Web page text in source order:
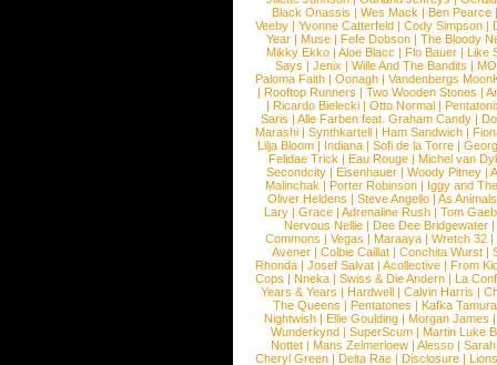
Black Onassis | Wes Mack | Ben Pearce
Veeby | Yvonne Catterfeld | Cody Simpson |
Year |Muse |Fefe Dobson |The Bloody
Mikky Ekko | Aloe Blacc | Flo Bauer | Like
Says | Jenix | Wille And The Bandits | MO
Paloma Faith |Oonagh |Vandenbergs
|Rooftop Runners |Two Wooden Stones |
| Ricardo Bielecki | Otto Normal |
Saris | Alle Farben feat. Graham Candy |
Marashi | Synthkartell | Ham Sandwich |
Lilja Bloom | Indiana | Sofi de la Torre |
Felidae Trick | Eau Rouge | Michel van
Secondcity |Eisenhauer |Woody Pitney |
Malinchak |Porter Robinson | Iggy and
Oliver Heldens |Steve Angello |As Animals
Lary | Grace | Adrenaline Rush | Tom
Nervous Nellie | Dee Dee Bridgewater |
Commons |Vegas |Maraaya |Wretch 32 |
Avener | Colbie Caillat | Conchita Wurst |
Rhonda | Josef Salvat | Acollective | From
Cops | Nneka | Swiss & Die Andern | La
Years & Years |Hardwell |Calvin Harris |
The Queens | Pentatones | Kafka Tamura
Nightwish |Ellie Goulding |Morgan James
Wunderkynd | SuperScum | Martin Luke
Nottet |Mans Zelmerloew |Alesso |
Cheryl Green |Delta Rae |Disclosure |